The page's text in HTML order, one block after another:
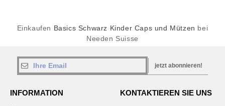
Einkaufen Basics Schwarz Kinder Caps und Mützen bei
Needen Suisse
jetzt abonnieren!
INFORMATION KONTAKTIEREN SIE UNS